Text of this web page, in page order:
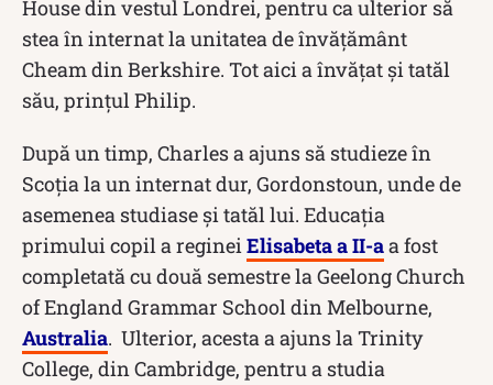
House din vestul Londrei, pentru ca ulterior să
stea în internat la unitatea de învățământ
Cheam din Berkshire. Tot aici a învățat și tatăl
său, prinţul Philip.
După un timp, Charles a ajuns să studieze în
Scoția la un internat dur, Gordonstoun, unde de
asemenea studiase și tatăl lui. Educația
primului copil a reginei Elisabeta a II-aa fost
completată cu două semestre la Geelong Church
of England Grammar School din Melbourne,
Australia. Ulterior, acesta a ajuns la Trinity
College, din Cambridge, pentru a studia